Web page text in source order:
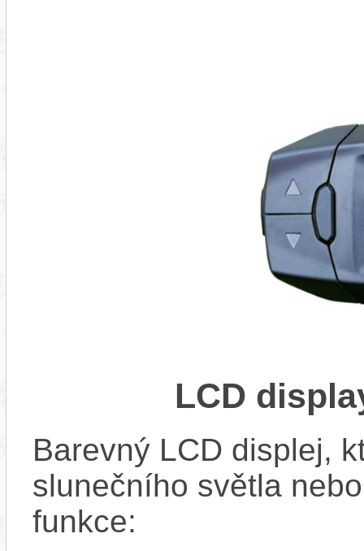
LCD
Barevný LCD displej,
slunečního světla
funkce: